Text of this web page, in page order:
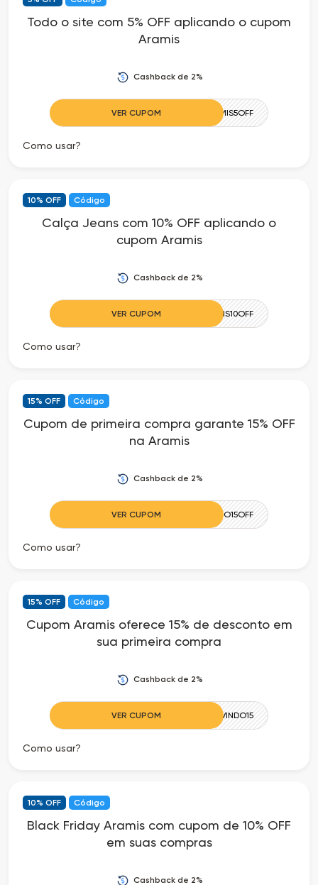
as
Todo o site com 5% OFF aplicando o cupom
Aramis
Cashback de 2%
VER CUPOM ARAMIS5OFF
Como usar?
10% OFF Código
Calça Jeans com 10% OFF aplicando o
cupom Aramis
Cashback de 2%
VER CUPOM JEANS10OFF
Como usar?
15% OFF Código
Cupom de primeira compra garante 15% OFF
na Aramis
Cashback de 2%
VER CUPOM AFILIO15OFF
Como usar?
15% OFF Código
Cupom Aramis oferece 15% de desconto em
sua primeira compra
Cashback de 2%
VER CUPOM BEMVINDO15
Como usar?
10% OFF Código
Black Friday Aramis com cupom de 10% OFF
em suas compras
Cashback de 2%